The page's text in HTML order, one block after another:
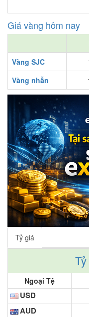
Giá vàng hôm nay
Vàng SJC
Vàng nhẫn
Tỷ giá
Ngoại Tệ
USD
AUD